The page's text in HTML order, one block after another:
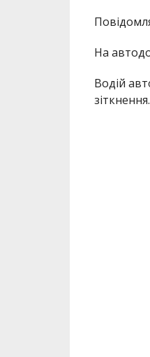
На
Водій
зіткнення.